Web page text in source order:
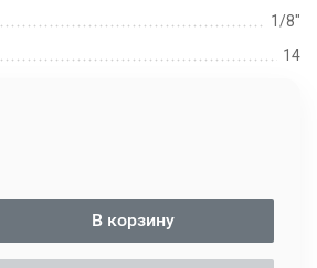
1/8"
14
В корзину